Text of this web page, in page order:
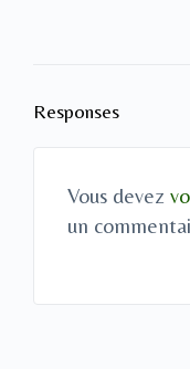
Responses
Vous devez
un